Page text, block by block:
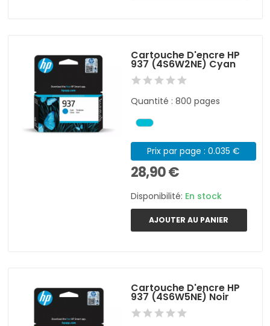
Cartouche D'encre HP
937 (4S6W2NE) Cyan
Quantité : 800 pages
Prix par page : 0.035 €
28,90 €
Disponibilité: En stock
AJOUTER AU PANIER
Cartouche D'encre HP
937 (4S6W5NE) Noir